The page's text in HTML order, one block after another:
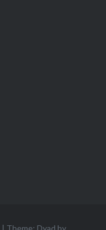
| Theme: Dyad by